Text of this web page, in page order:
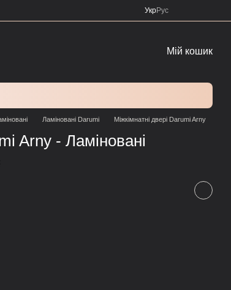
УкрРус
Мій кошик
Ламіновані Darumi Міжкімнатні двері Darumi Arny
Arny - Ламіновані